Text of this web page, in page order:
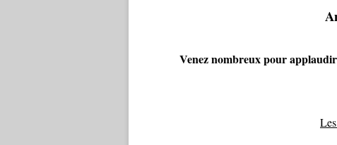
Venez nombreux pour